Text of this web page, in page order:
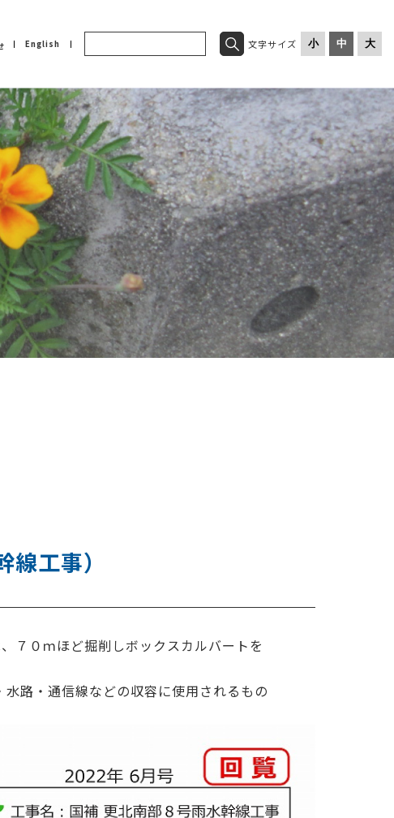
English 文字サイズ 小 中 大
工事）
７０ｍほど掘削しボックスカルバートを
路・通信線などの収容に使用されるもの